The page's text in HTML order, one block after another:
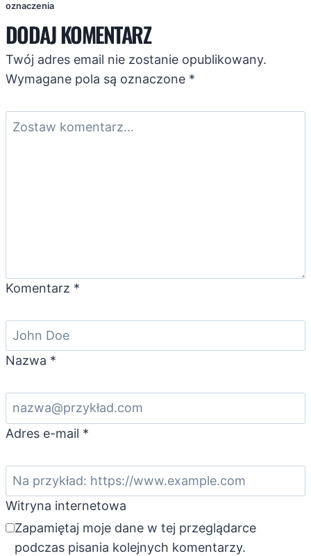
oznaczenia
DODAJ KOMENTARZ
Twój adres email nie zostanie opublikowany.
Wymagane pola są oznaczone *
Komentarz *
Nazwa *
Adres e-mail *
Witryna internetowa
Zapamiętaj moje dane w tej przeglądarce
podczas pisania kolejnych komentarzy.